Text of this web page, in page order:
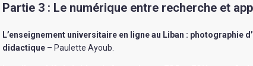
Partie 3 : Le numérique entre recherche et
L’enseignement universitaire en ligne au Liban : photographie
didactique – Paulette Ayoub.